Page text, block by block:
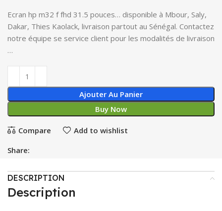
Ecran hp m32 f fhd 31.5 pouces… disponible à Mbour, Saly,
Dakar, Thies Kaolack, livraison partout au Sénégal. Contactez
notre équipe se service client pour les modalités de livraison
…
Ajouter Au Panier
Buy Now
Compare Add to wishlist
Share:
DESCRIPTION
Description